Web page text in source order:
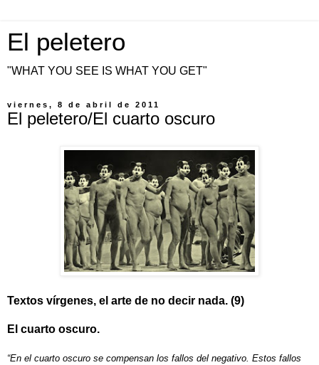
El peletero
"WHAT YOU SEE IS WHAT YOU GET"
viernes, 8 de abril de 2011
El peletero/El cuarto oscuro
Textos vírgenes, el arte de no decir nada. (9)
El cuarto oscuro.
“En el cuarto oscuro se compensan los fallos del negativo. Estos fallos